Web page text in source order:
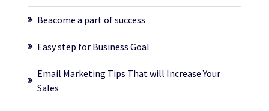
Beacome a part of success
Easy step for Business Goal
Email Marketing Tips That will Increase Your
Sales